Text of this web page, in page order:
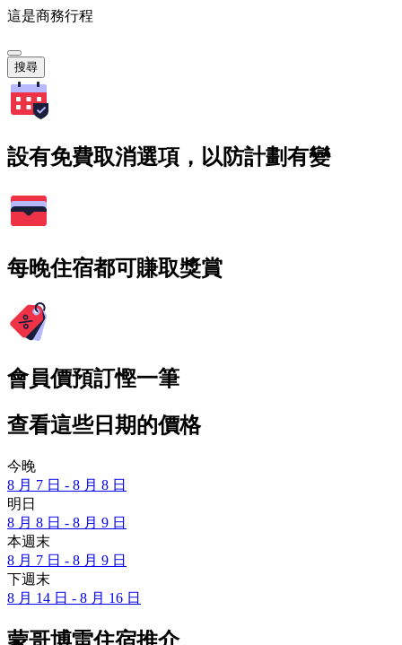
這是商務行程
搜尋
設有免費取消選項，以防計劃有變
每晚住宿都可賺取獎賞
會員價預訂慳一筆
查看這些日期的價格
今晚
8 月 7 日 - 8 月 8 日
明日
8 月 8 日 - 8 月 9 日
本週末
8 月 7 日 - 8 月 9 日
下週末
8 月 14 日 - 8 月 16 日